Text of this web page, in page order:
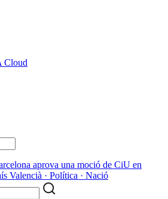
Cloud
aprova una moció de CiU en
Valencià · Política · Nació